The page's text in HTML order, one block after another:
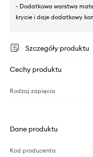
- Dodatkowa warstwa
krycie i daje dodatkowy
Szczegóły produktu
Cechy produktu
Rodzaj zapięcia
Dane produktu
Kod producenta